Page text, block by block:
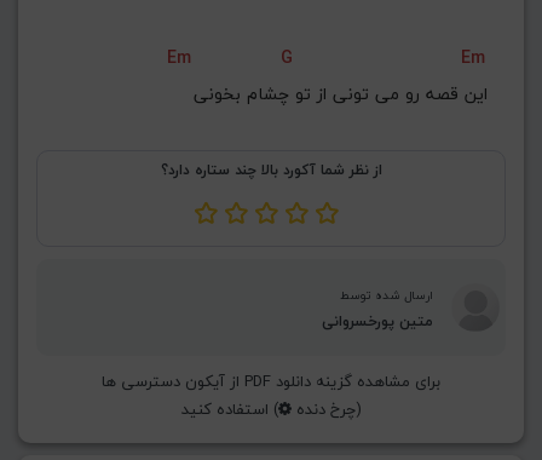
Em G
Em
اﻳﻦ ﻗﺼﻪ رو ﻣﻰ ﺗﻮﻧﻰ از ﺗﻮ ﭼﺸﺎم ﺑﺨﻮﻧﻰ
از نظر شما آکورد بالا چند ستاره دارد؟
ارسال شده توسط
متین پورخسروانی
برای مشاهده گزینه دانلود PDF از آیکون دسترسی ها
(چرخ دنده ) استفاده کنید